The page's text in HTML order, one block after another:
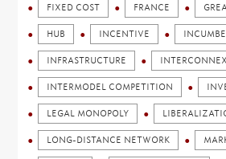
FIXED COST FRANCE
HUB INCENTIVE
INFRASTRUCTURE
INTERMODEL COMPETITION
LEGAL MONOPOLY
LONG-DISTANCE NETWORK